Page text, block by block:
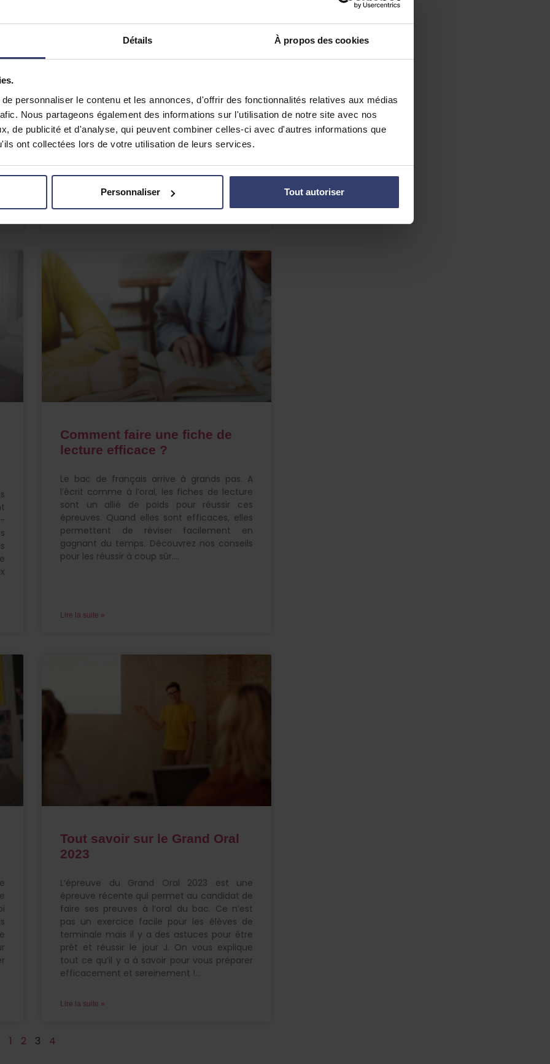
Détails À propos des cookies
personnaliser le contenu et les annonces, d'offrir des fonctionnalités relatives aux médias
Nous partageons également des informations sur l'utilisation de notre site avec nos
de publicité et d'analyse, qui peuvent combiner celles-ci avec d'autres informations que
ont collectées lors de votre utilisation de leurs services.
Personnaliser Tout autoriser
Comment réussir son année
de terminale ?
c’est aussi la dernière année
d’enseignement dans le secondaire. Et
quelle riche année : Parcoursup, bac,
orientation… On vous dit tout ce qu’il y a à
année de terminale.
Lire la suite »
Comment faire une fiche de
lecture efficace ?
Le bac de français arrive à grands pas. A
l’écrit comme à l’oral, les fiches de lecture
sont un allié de poids pour réussir ces
épreuves. Quand elles sont efficaces, elles
permettent de réviser facilement en
gagnant du temps. Découvrez nos conseils
pour les réussir à coup sûr.
Lire la suite »
Tout savoir sur le Grand Oral
2023
L’épreuve du Grand Oral 2023 est une
épreuve récente qui permet au candidat de
faire ses preuves à l’oral du bac. Ce n’est
pas un exercice facile pour les élèves de
terminale mais il y a des astuces pour être
prêt et réussir le jour J. On vous explique
tout ce qu’il y a à savoir pour vous préparer
efficacement et sereinement !
Lire la suite »
1 2 3 4